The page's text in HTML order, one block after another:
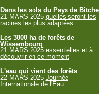
Dans les sols du Pays de Bitche
21 MARS 2025 quelles seront les
racines les plus adaptées
Les 3000 ha de forêts de
Wissembourg
21 MARS 2025 essentielles et à
découvrir en ce moment
L'eau qui vient des forêts
22 MARS 2025 Journée
Internationale de l'Eau